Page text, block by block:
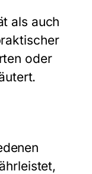
als auch
oder